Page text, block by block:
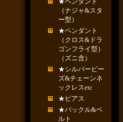
（ナジャ&スタ
ー型）
★ペンダント
（クロス&ドラ
ゴンフライ型）
（ズニ含）
★シルバービー
ズ&チェーンネ
ックレスetc
★ピアス
★バックル&ベ
ルト